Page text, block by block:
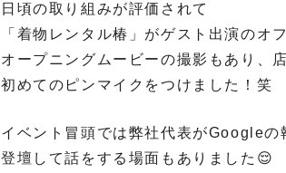
日頃の取り組みが評価されて
「着物レンタル椿」がゲスト出演のオ
オープニングムービーの撮影もあり、
初めてのピンマイクをつけました！笑
イベント冒頭では弊社代表がGoogleの
登壇して話をする場面もありました😌